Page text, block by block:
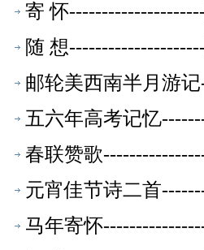
寄 怀
随 想
邮轮美西南半月游
五六年高考记忆
春联赞歌
元宵佳节诗二首
马年寄怀